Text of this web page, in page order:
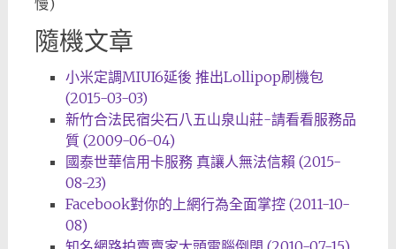
慢)
隨機文章
小米定調MIUI6延後 推出Lollipop刷機包
(2015-03-03)
新竹合法民宿尖石八五山泉山莊-請看看服務品
質 (2009-06-04)
國泰世華信用卡服務 真讓人無法信賴 (2015-
08-23)
Facebook對你的上網行為全面掌控 (2011-10-
08)